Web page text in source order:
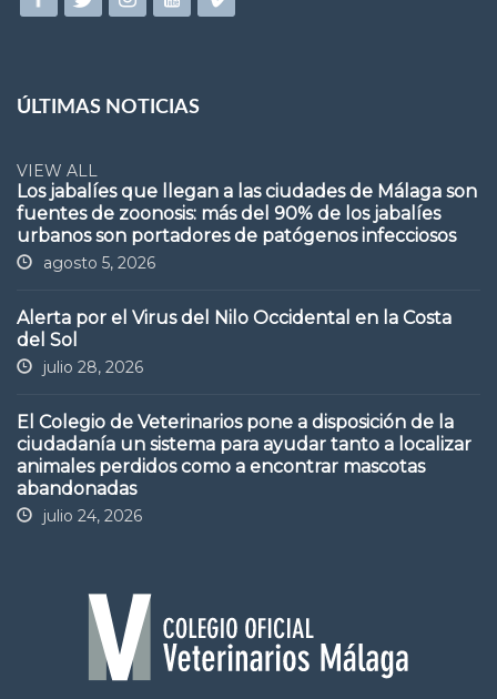
ÚLTIMAS NOTICIAS
VIEW ALL
Los jabalíes que llegan a las ciudades de Málaga son
fuentes de zoonosis: más del 90% de los jabalíes
urbanos son portadores de patógenos infecciosos
agosto 5, 2026
Alerta por el Virus del Nilo Occidental en la Costa
del Sol
julio 28, 2026
El Colegio de Veterinarios pone a disposición de la
ciudadanía un sistema para ayudar tanto a localizar
animales perdidos como a encontrar mascotas
abandonadas
julio 24, 2026